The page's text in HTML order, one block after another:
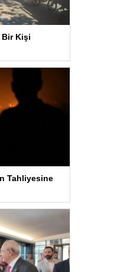
Bir Kişi
Tahliyesine